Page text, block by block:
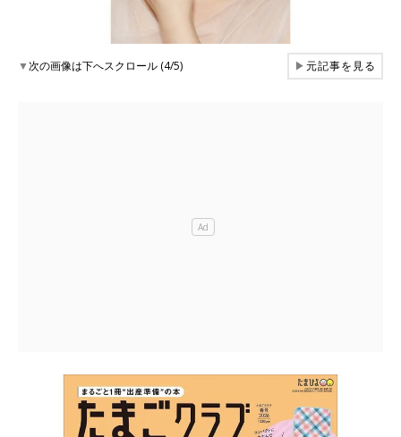
▼次の画像は下へスクロール (4/5) ▶元記事を見る